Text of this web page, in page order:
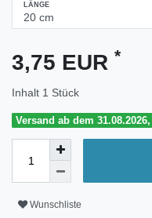
LÄNGE
3,75 EUR *
Inhalt 1 Stück
Versand ab dem
Wunschliste